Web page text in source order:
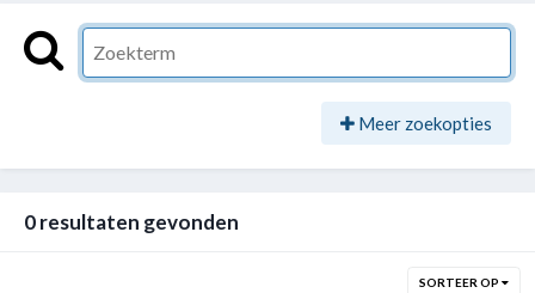
Meer zoekopties
0 resultaten gevonden
SORTEER OP